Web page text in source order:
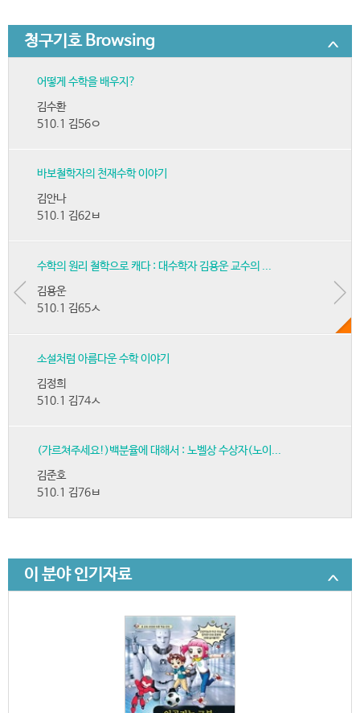
청구기호 Browsing
어떻게 수학을 배우지?
김수환
510.1 김56ㅇ
바보철학자의 천재수학 이야기
김안나
510.1 김62ㅂ
수학의 원리 철학으로 캐다 : 대수학자 김용운 교수의 ...
김용운
510.1 김65ㅅ
소설처럼 아름다운 수학 이야기
김정희
510.1 김74ㅅ
(가르쳐주세요!)백분율에 대해서 : 노벨상 수상자(노이...
김준호
510.1 김76ㅂ
이 분야 인기자료